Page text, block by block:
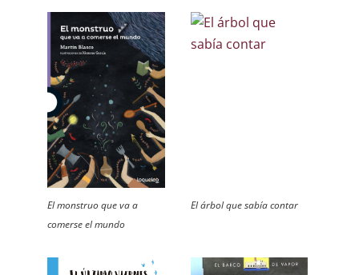
El monstruo que va a
comerse el mundo
El árbol que sabía contar